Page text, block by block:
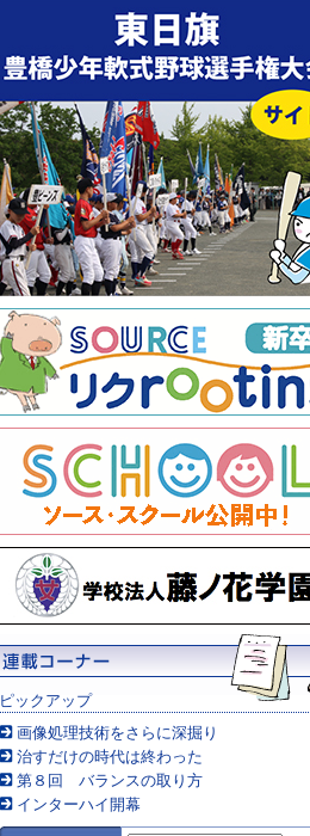
ピックアップ
画像処理技術をさらに深掘り
治すだけの時代は終わった
第８回 バランスの取り方
インターハイ開幕